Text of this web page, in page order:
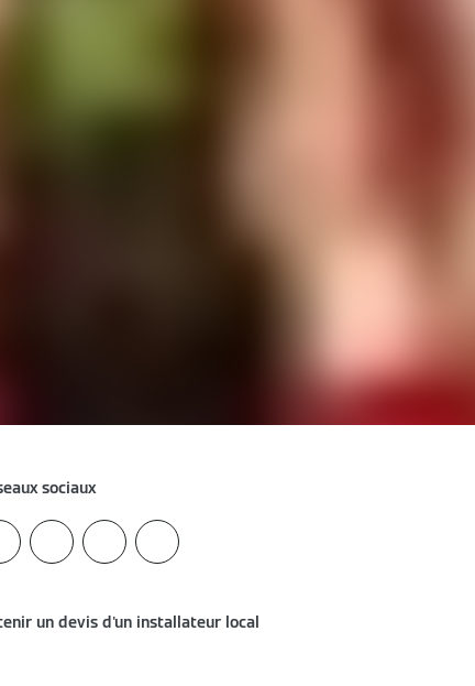
sociaux
un devis d'un installateur local